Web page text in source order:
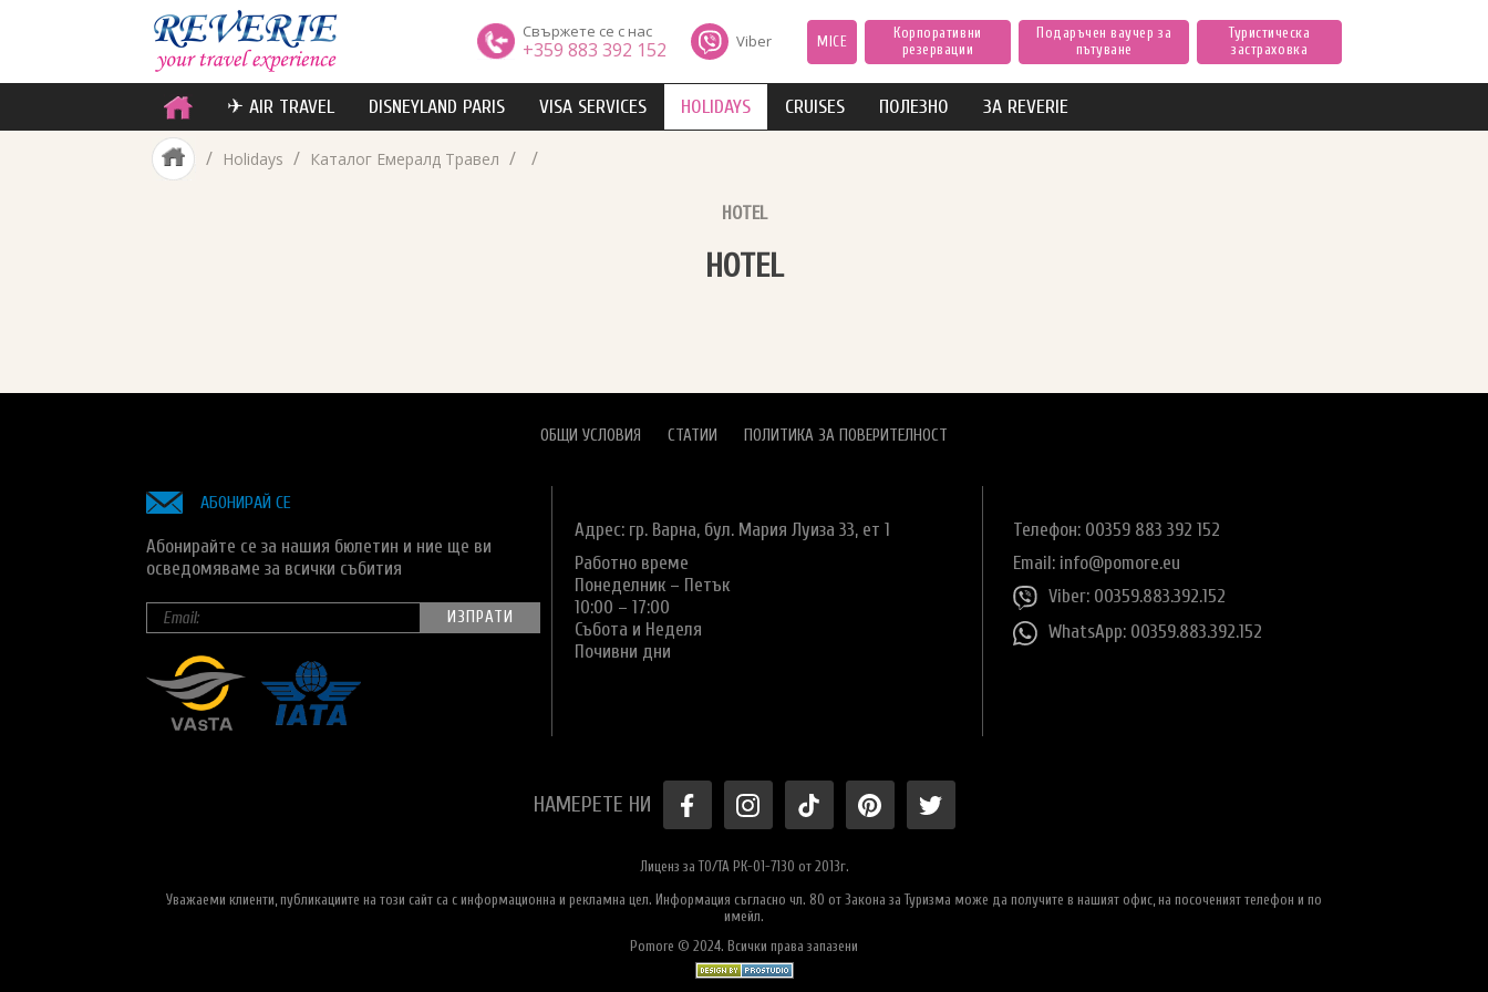
Свържете се с нас
+359 883 392 152 Viber MICE
Корпоративни
резервации
Подаръчен ваучер за
пътуване
Туристическа
застраховка
✈ AIR TRAVEL DISNEYLAND PARIS VISA SERVICES HOLIDAYS CRUISES ПОЛЕЗНО ЗА REVERIE
/ Holidays / Каталог Емералд Травел / /
HOTEL
HOTEL
ОБЩИ УСЛОВИЯ СТАТИИ ПОЛИТИКА ЗА ПОВЕРИТЕЛНОСТ
АБОНИРАЙ СЕ
Абонирайте се за нашия бюлетин и ние ще ви
осведомяваме за всички събития
Адрес: гр. Варна, бул. Мария Луиза 33, ет 1
Работно време
Понеделник – Петък
10:00 – 17:00
Събота и Неделя
Почивни дни
Телефон: 00359 883 392 152
Email: info@pomore.eu
Viber: 00359.883.392.152
WhatsApp: 00359.883.392.152
НАМЕРЕТЕ НИ
Лиценз за ТО/ТА РК-01-7130 от 2013г.
Уважаеми клиенти, публикациите на този сайт са с информационна и рекламна цел. Информация съгласно чл. 80 от Закона за Туризма може да получите в нашият офис, на посоченият телефон и по
имейл.
Pomore © 2024. Всички права запазени